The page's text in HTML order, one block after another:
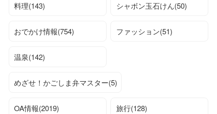
料理(143) シャボン玉石けん(50)
おでかけ情報(754) ファッション(51)
温泉(142)
めざせ！かごしま弁マスター(5)
OA情報(2019) 旅行(128)